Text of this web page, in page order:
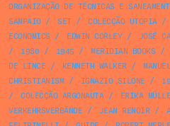
ORGANIZAÇÃO DE TÉCNICAS E
SAMPAIO/ SET/ COLECÇÃO UTOPIA/
ECONOMICS / EDWIN CORLEY/ JOSÉ
/
1980 / 1945 / MERIDIAN BOOKS /
DE LINCE / KENNETH WALKER/
CHRISTIANISM/ IGNAZIO SILONE /
/
COLECÇÃO ARGONAUTA/ ERIKA
VERKEHRSVERBÄNDE / JEAN RENOIR/